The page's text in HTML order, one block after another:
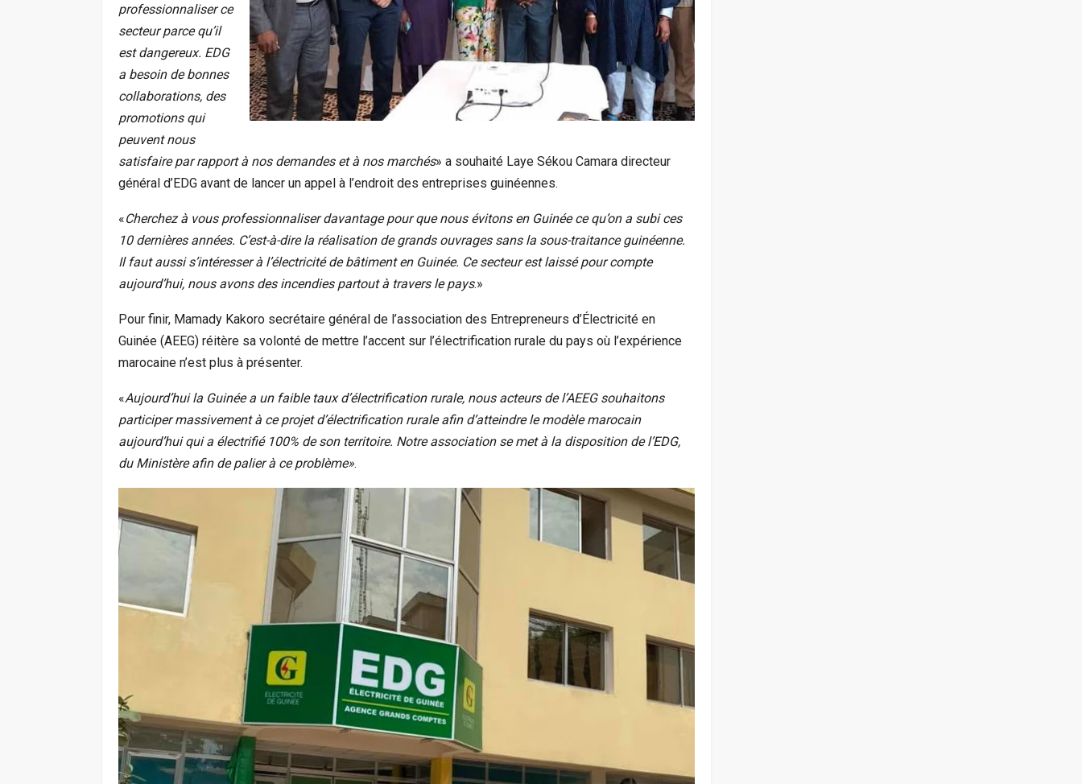
professionnaliser ce
secteur parce qu’il
est dangereux. EDG
a besoin de bonnes
collaborations, des
promotions qui
peuvent nous
satisfaire par rapport à nos demandes et à nos marchés» a souhaité Laye Sékou Camara directeur
général d’EDG avant de lancer un appel à l’endroit des entreprises guinéennes.
«Cherchez à vous professionnaliser davantage pour que nous évitons en Guinée ce qu’on a subi ces
10 dernières années. C’est-à-dire la réalisation de grands ouvrages sans la sous-traitance guinéenne.
Il faut aussi s’intéresser à l’électricité de bâtiment en Guinée. Ce secteur est laissé pour compte
aujourd’hui, nous avons des incendies partout à travers le pays.»
Pour finir, Mamady Kakoro secrétaire général de l’association des Entrepreneurs d’Électricité en
Guinée (AEEG) réitère sa volonté de mettre l’accent sur l’électrification rurale du pays où l’expérience
marocaine n’est plus à présenter.
«Aujourd’hui la Guinée a un faible taux d’électrification rurale, nous acteurs de l’AEEG souhaitons
participer massivement à ce projet d’électrification rurale afin d’atteindre le modèle marocain
aujourd’hui qui a électrifié 100% de son territoire. Notre association se met à la disposition de l’EDG,
du Ministère afin de palier à ce problème».